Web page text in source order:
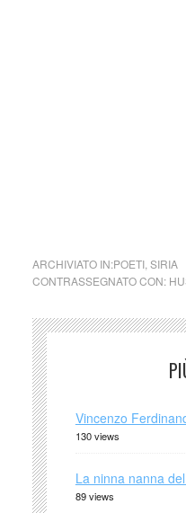
ARCHIVIATO IN:POETI, SIRIA
CONTRASSEGNATO CON:
Vincenzo
130 views
La ninna nanna
89 views